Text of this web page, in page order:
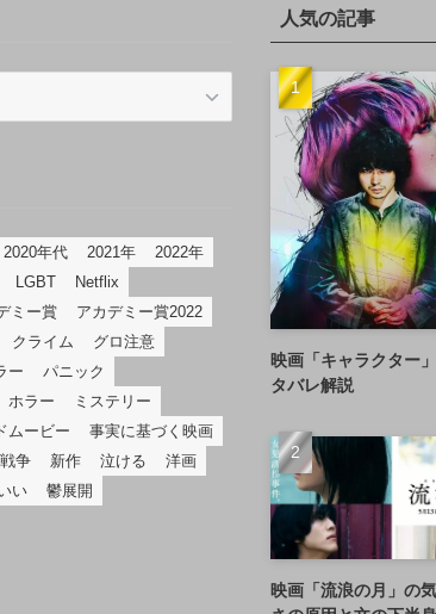
2020年代 2021年
2022年
LGBT
Netflix
ミー賞
アカデミー賞2022
クライム
グロ注意
ー
パニック
ホラー
ミステリー
ムービー
事実に基づく映画
戦争 新作 泣ける
洋画
い 鬱展開
人気の記事
映画「キャラクター
タバレ解説
映画「流浪の月」の